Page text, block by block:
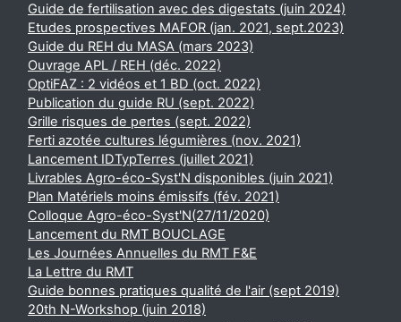
Guide de fertilisation avec des digestats (juin 2024)
Etudes prospectives MAFOR (jan. 2021, sept.2023)
Guide du REH du MASA (mars 2023)
Ouvrage APL / REH (déc. 2022)
OptiFAZ : 2 vidéos et 1 BD (oct. 2022)
Publication du guide RU (sept. 2022)
Grille risques de pertes (sept. 2022)
Ferti azotée cultures légumières (nov. 2021)
Lancement IDTypTerres (juillet 2021)
Livrables Agro-éco-Syst'N disponibles (juin 2021)
Plan Matériels moins émissifs (fév. 2021)
Colloque Agro-éco-Syst'N(27/11/2020)
Lancement du RMT BOUCLAGE
Les Journées Annuelles du RMT F&E
La Lettre du RMT
Guide bonnes pratiques qualité de l'air (sept 2019)
20th N-Workshop (juin 2018)